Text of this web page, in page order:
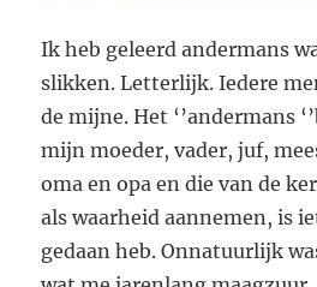
Ik heb geleerd andermans
slikken. Letterlijk. Iedere
de mijne. Het ‘’andermans
mijn moeder, vader, juf,
oma en opa en die van de
als waarheid aannemen, is
gedaan heb. Onnatuurlijk